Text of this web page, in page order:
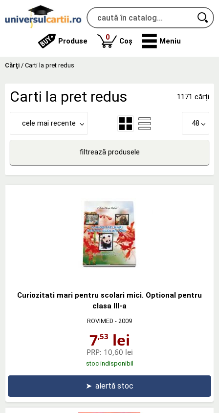
Produse 0produse
Coș Meniu
Cărţi / Carti la pret redus
Carti la pret redus 1171 cărți
cele mai recente 48
filtrează produsele
Curiozitati mari pentru scolari mici. Optional pentru
clasa III-a
ROVIMED - 2009
7,53 lei
PRP: 10,60 lei
stoc indisponibil
➤ alertă stoc